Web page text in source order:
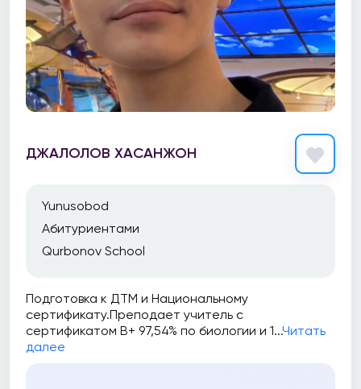
ДЖАЛОЛОВ ХАСАНЖОН
Yunusobod
Абитуриентами
Qurbonov School
Подготовка к ДТМ и Национальному
сертификату.Преподает учитель с
сертификатом В+ 97,54% по биологии и 1...Читать
далее